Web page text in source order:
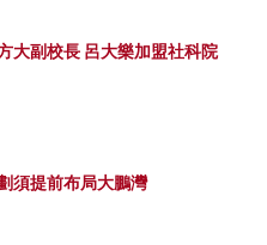
大副校長 呂大樂加盟社科院
須提前布局大鵬灣